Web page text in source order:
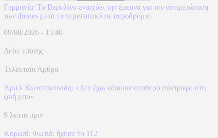
Γερμανία: Το Βερολίνο ενισχύει την έρευνα για την αντιμετώπιση
των drones μετά το περιστατικό σε αεροδρόμιο
09/08/2026 - 15:40
Δείτε επίσης
Τελευταία Άρθρα
Άριελ Κωνσταντινίδη: «Δεν έχω κάποιον σταθερό σύντροφο στη
ζωή μου»
9 λεπτά πριν
Κορωπί: Φωτιά, ήχησε το 112